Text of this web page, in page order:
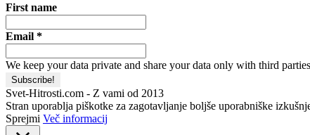
First name
Email *
We keep your data private and share your data only with third
Svet-Hitrosti.com - Z vami od 2013
Stran uporablja piškotke za zagotavljanje boljše uporabniške
Sprejmi Več informacij